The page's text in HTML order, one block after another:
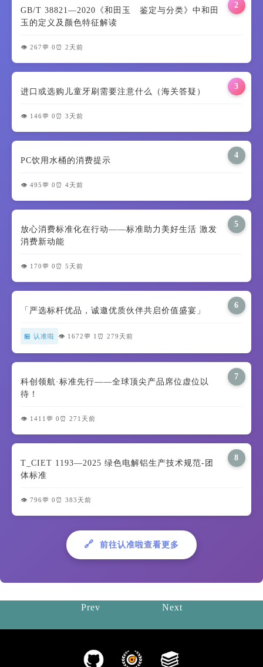
2
GB/T 38821—2020《和田玉 鉴定与分类》中和田
玉的定义及颜色特征解读
👁️ 267 💬 0 ⏰ 2天前
3
进口或选购儿童牙刷需要注意什么（海关答疑）
👁️ 146 💬 0 ⏰ 3天前
4
PC饮用水桶的消费提示
👁️ 495 💬 0 ⏰ 4天前
5
放心消费标准化在行动——标准助力美好生活 激发
消费新动能
👁️ 170 💬 0 ⏰ 5天前
6
「严选标杆优品，诚邀优质伙伴共启价值盛宴」
🏪 认准啦 👁️ 1672 💬 1 ⏰ 279天前
7
科创领航·标准先行——全球顶尖产品席位虚位以
待！
👁️ 1411 💬 0 ⏰ 271天前
8
T_CIET 1193—2025 绿色电解铝生产技术规范-团
体标准
👁️ 796 💬 0 ⏰ 383天前
🔗 前往认准啦查看更多
Prev Next